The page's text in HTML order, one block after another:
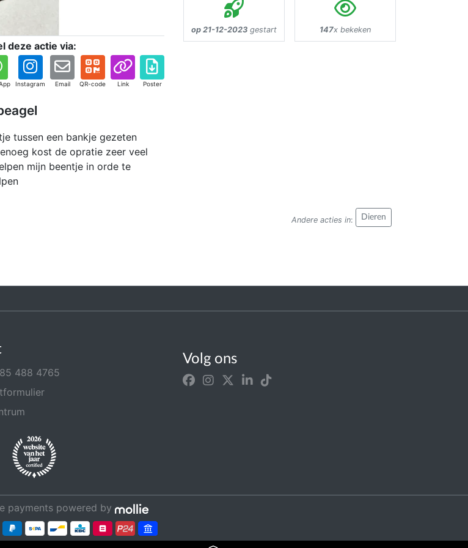
deze actie via:
Instagram Email QR-code Link Poster
tussen een bankje gezeten
kost de opratie zeer veel
mijn beentje in orde te
op 21-12-2023 gestart 147x bekeken
Andere acties in: Dieren
488 4765
Volg ons
payments powered by